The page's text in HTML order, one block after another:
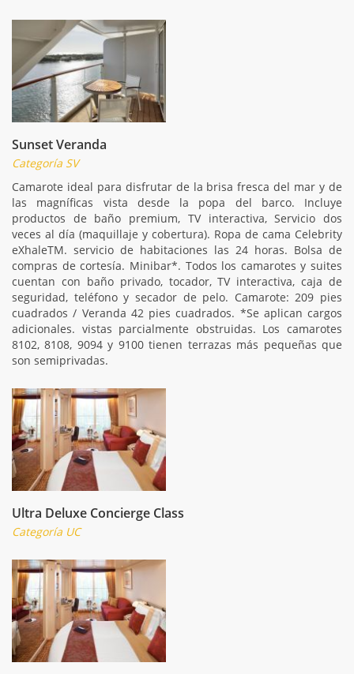
Sunset Veranda
Categoría SV
Camarote ideal para disfrutar de la brisa fresca del mar y de
las magníficas vista desde la popa del barco. Incluye
productos de baño premium, TV interactiva, Servicio dos
veces al día (maquillaje y cobertura). Ropa de cama Celebrity
eXhaleTM. servicio de habitaciones las 24 horas. Bolsa de
compras de cortesía. Minibar*. Todos los camarotes y suites
cuentan con baño privado, tocador, TV interactiva, caja de
seguridad, teléfono y secador de pelo. Camarote: 209 pies
cuadrados / Veranda 42 pies cuadrados. *Se aplican cargos
adicionales. vistas parcialmente obstruidas. Los camarotes
8102, 8108, 9094 y 9100 tienen terrazas más pequeñas que
son semiprivadas.
Ultra Deluxe Concierge Class
Categoría UC